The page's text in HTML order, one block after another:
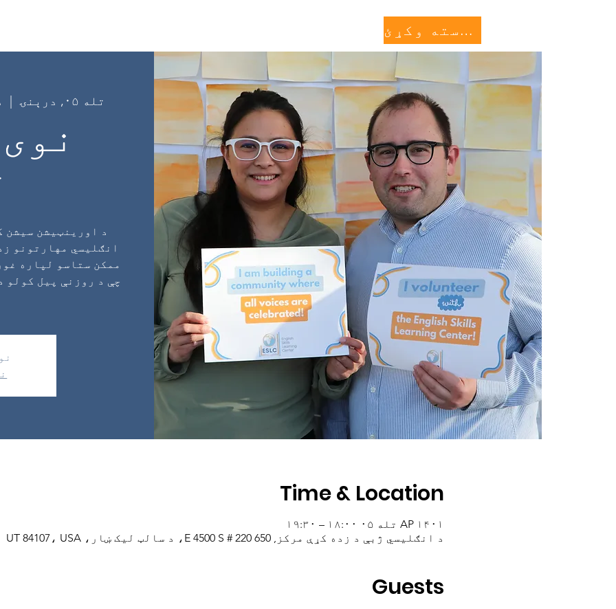
مرسته وکړئ
تله ۰۵, درېنۍ
د اورینټیشن سیشن
انګلیسي مهارتونو
ممکن ستاسو لپاره
چې د روزنې پیل کولو
Time & Location
AP ۱۴۰۱ تله ۰۵ ۱۸:۰۰ – ۱۹:۳۰
د انګلیسي ژبې د زده کړې مرکز, 650 E 4500 S # 220، د سالټ لیک ښار، UT 84107، USA
Guests